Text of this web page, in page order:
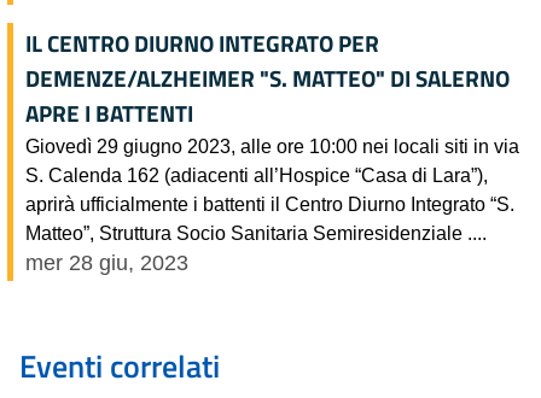
IL CENTRO DIURNO INTEGRATO PER
DEMENZE/ALZHEIMER "S. MATTEO" DI SALERNO
APRE I BATTENTI
Giovedì 29 giugno 2023, alle ore 10:00 nei locali siti in via
S. Calenda 162 (adiacenti all’Hospice “Casa di Lara”),
aprirà ufficialmente i battenti il Centro Diurno Integrato “S.
Matteo”, Struttura Socio Sanitaria Semiresidenziale ....
mer 28 giu, 2023
Eventi correlati